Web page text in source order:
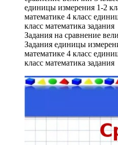
Задания на сравнение
Задания единицы
математике 4 класс
класс математика задания